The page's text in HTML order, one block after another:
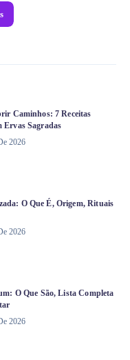
Caminhos: 7 Receitas
Ervas Sagradas
2026
O Que É, Origem, Rituais
2026
O Que São, Lista Completa
2026